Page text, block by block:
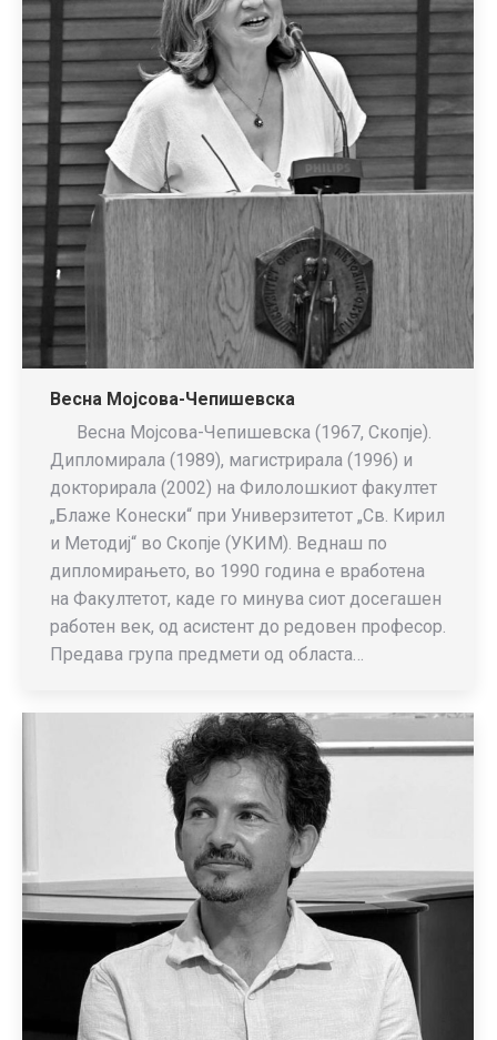
Весна Мојсова-Чепишевска
Весна Мојсова-Чепишевска (1967, Скопје).
Дипломирала (1989), магистрирала (1996) и
докторирала (2002) на Филолошкиот факултет
„Блаже Конески“ при Универзитетот „Св. Кирил
и Методиј“ во Скопје (УКИМ). Веднаш по
дипломирањето, во 1990 година е вработена
на Факултетот, каде го минува сиот досегашен
работен век, од асистент до редовен професор.
Предава група предмети од областа…